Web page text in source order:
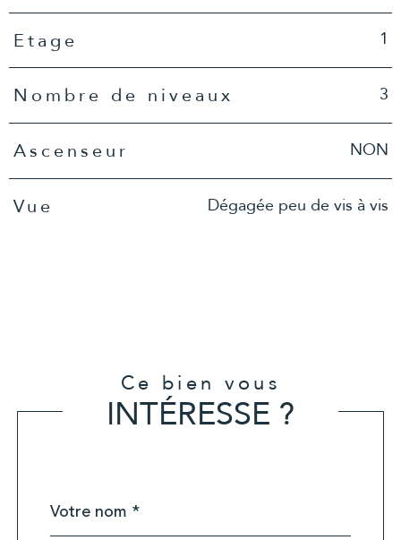
Etage 1
Nombre de niveaux 3
Ascenseur NON
Vue Dégagée peu de vis à vis
Ce bien vous
INTÉRESSE ?
par
*